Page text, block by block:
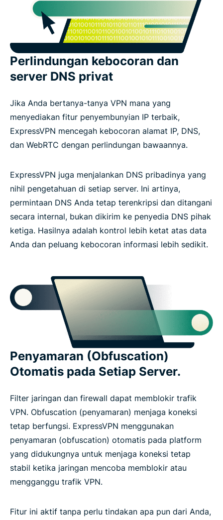
Perlindungan kebocoran dan
server DNS privat
Jika Anda bertanya-tanya VPN mana yang
menyediakan fitur penyembunyian IP terbaik,
ExpressVPN mencegah kebocoran alamat IP, DNS,
dan WebRTC dengan perlindungan bawaannya.
ExpressVPN juga menjalankan DNS pribadinya yang
nihil pengetahuan di setiap server. Ini artinya,
permintaan DNS Anda tetap terenkripsi dan ditangani
secara internal, bukan dikirim ke penyedia DNS pihak
ketiga. Hasilnya adalah kontrol lebih ketat atas data
Anda dan peluang kebocoran informasi lebih sedikit.
Penyamaran (Obfuscation)
Otomatis pada Setiap Server.
Filter jaringan dan firewall dapat memblokir trafik
VPN. Obfuscation (penyamaran) menjaga koneksi
tetap berfungsi. ExpressVPN menggunakan
penyamaran (obfuscation) otomatis pada platform
yang didukungnya untuk menjaga koneksi tetap
stabil ketika jaringan mencoba memblokir atau
mengganggu trafik VPN.
Fitur ini aktif tanpa perlu tindakan apa pun dari Anda,